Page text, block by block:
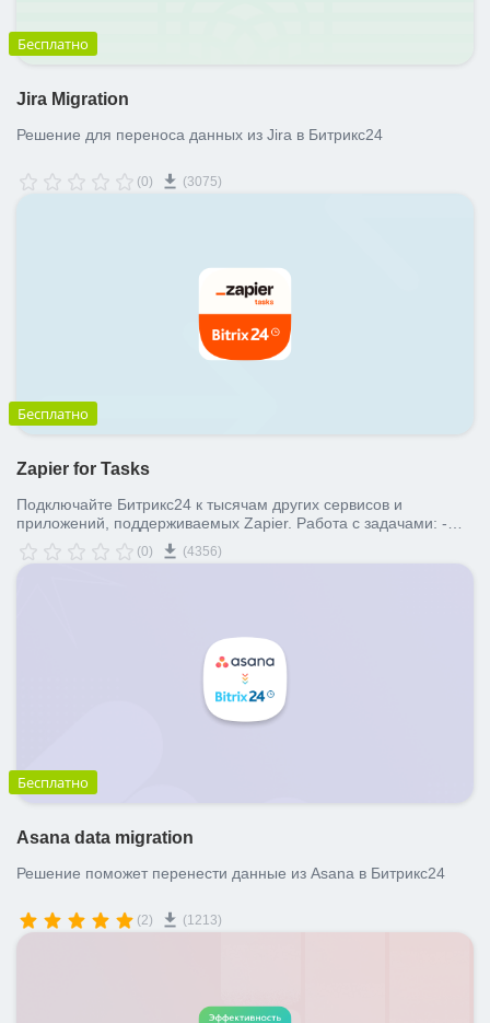
Бесплатно
Jira Migration
Решение для переноса данных из Jira в Битрикс24
(0) (3075)
Бесплатно
Zapier for Tasks
Подключайте Битрикс24 к тысячам других сервисов и
приложений, поддерживаемых Zapier. Работа с задачами: -
создание, обновление или удаление объектов внутри
Битрикс24 может выступать в качестве триггера для другого
(0) (4356)
Бесплатно
Asana data migration
Решение поможет перенести данные из Asana в Битрикс24
(2) (1213)